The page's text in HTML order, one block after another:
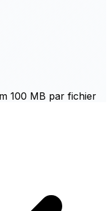
100 MB par fichier